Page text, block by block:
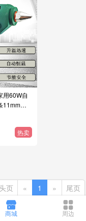
商城 周边
用60W自
11mm胶
热卖
头页 « 1 » 尾页